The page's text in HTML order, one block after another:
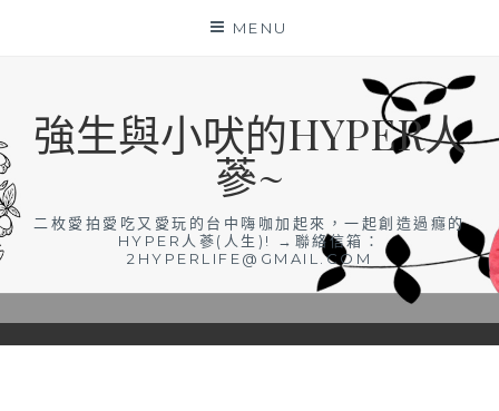
MENU
強生與小吠的HYPER人
蔘~
二枚愛拍愛吃又愛玩的台中嗨咖加起來，一起創造過癮的
HYPER人蔘(人生)! →聯絡信箱：
2HYPERLIFE@GMAIL.COM